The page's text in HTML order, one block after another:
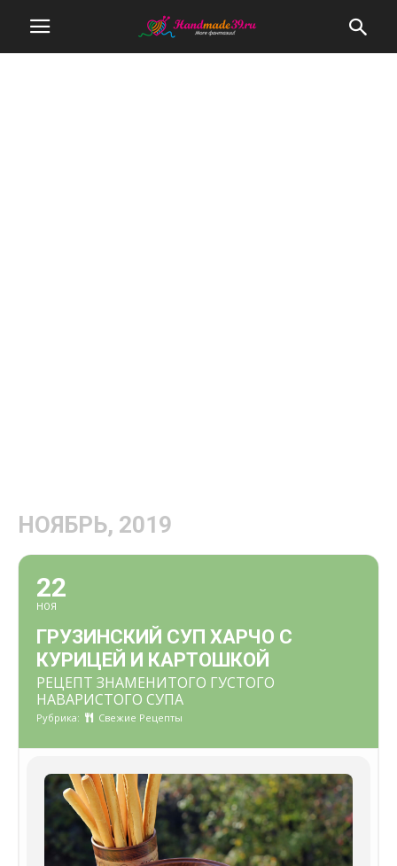
НОЯБРЬ, 2019
22
НОЯ
ГРУЗИНСКИЙ СУП ХАРЧО С
КУРИЦЕЙ И КАРТОШКОЙ
РЕЦЕПТ ЗНАМЕНИТОГО ГУСТОГО
НАВАРИСТОГО СУПА
Рубрика: Свежие Рецепты